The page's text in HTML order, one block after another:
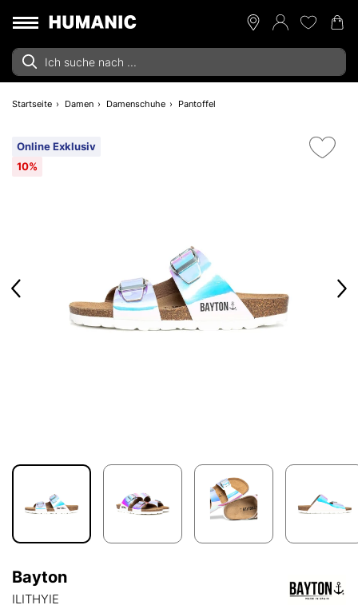
Startseite Damen Damenschuhe Pantoffel
Online Exklusiv
10%
Bayton
ILITHYIE